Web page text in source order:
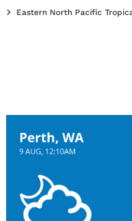
Eastern North Pacific